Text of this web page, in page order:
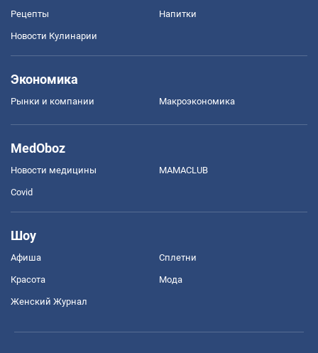
Рецепты Напитки
Новости Кулинарии
Экономика
Рынки и компании Mакроэкономика
MedOboz
Новости медицины MAMACLUB
Covid
Шоу
Афиша Сплетни
Красота Мода
Женский Журнал